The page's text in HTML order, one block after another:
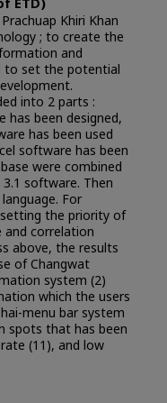
Khiri Khan
; to create the
and
to set the potential
into 2 parts :
been designed,
has been used
software has been
were combined
software. Then
For
the priority of
and correlation
above, the results
of Changwat
system (2)
which the users
menu bar system
spots that has been
(11), and low